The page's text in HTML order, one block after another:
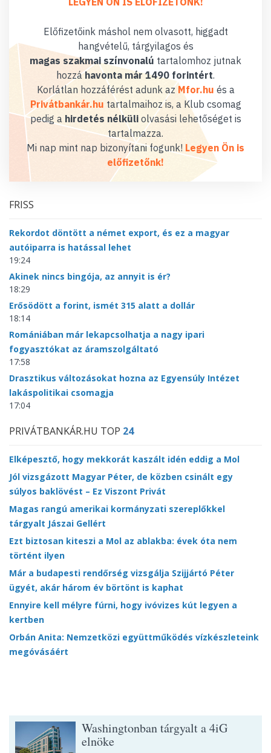
Előfizetőink máshol nem olvasott, higgadt
hangvételű, tárgyilagos és
magas szakmai színvonalú tartalomhoz jutnak
hozzáhavonta már 1490 forintért.
Korlátlan hozzáférést adunk az Mfor.hu és a
Privátbankár.hu tartalmaihoz is, a Klub csomag
pedig a hirdetés nélküliolvasási lehetőséget is
tartalmazza.
Mi nap mint nap bizonyítani fogunk! Legyen Ön is
előfizetőnk!
FRISS
Rekordot döntött a német export, és ez a magyar
autóiparra is hatással lehet
19:24
Akinek nincs bingója, az annyit is ér?
18:29
Erősödött a forint, ismét 315 alatt a dollár
18:14
Romániában már lekapcsolhatja a nagy ipari
fogyasztókat az áramszolgáltató
17:58
Drasztikus változásokat hozna az Egyensúly Intézet
lakáspolitikai csomagja
17:04
PRIVÁTBANKÁR.HU TOP 24
Elképesztő, hogy mekkorát kaszált idén eddig a Mol
Jól vizsgázott Magyar Péter, de közben csinált egy
súlyos baklövést – Ez Viszont Privát
Magas rangú amerikai kormányzati szereplőkkel
tárgyalt Jászai Gellért
Ezt biztosan kiteszi a Mol az ablakba: évek óta nem
történt ilyen
Már a budapesti rendőrség vizsgálja Szijjártó Péter
ügyét, akár három év börtönt is kaphat
Ennyire kell mélyre fúrni, hogy ivóvizes kút legyen a
kertben
Orbán Anita: Nemzetközi együttműködés vízkészleteink
megóvásáért
Washingtonban tárgyalt a 4iG
elnöke